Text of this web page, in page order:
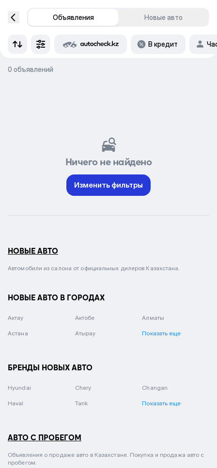
Объявления Новые авто
В кредит
0 объявлений
Ничего не найдено
Изменить фильтры
НОВЫЕ АВТО
Автомобили из салона от официальных дилеров Казахстана.
НОВЫЕ АВТО В ГОРОДАХ
Актау Актобе Алматы
Астана Атырау Показать еще
БРЕНДЫ НОВЫХ АВТО
Hyundai Chery Changan
Haval Tank Показать еще
АВТО С ПРОБЕГОМ
Объявления о продаже авто в Казахстане. Покупка и продажа авто с
пробегом.